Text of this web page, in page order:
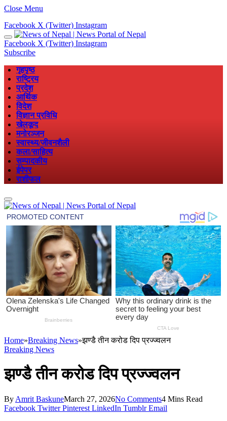
Close Menu
Facebook X (Twitter) Instagram
Facebook X (Twitter) Instagram
Subscribe
गृहपृष्ठ
राष्ट्रिय
प्रदेश
आर्थिक
विदेश
विज्ञान प्रविधि
खेलकूद
मनोरञ्जन
स्वास्थ्य/जीवनशैली
कला/साहित्य
सम्पादकीय
ईपेपर
राशीफल
Home»Breaking News»झण्डै तीन करोड दिप प्रज्ज्वलन
Breaking News
झण्डै तीन करोड दिप प्रज्ज्वलन
By Amrit BaskuneMarch 27, 2026No Comments4 Mins Read
Facebook Twitter Pinterest LinkedIn Tumblr Email